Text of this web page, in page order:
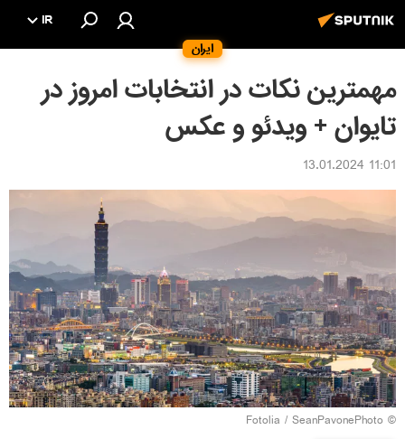
ایران
IR
مهمترین نکات در انتخابات امروز در
تایوان + ویدئو و عکس
11:01 13.01.2024
©
Fotolia / SeanPavonePhoto